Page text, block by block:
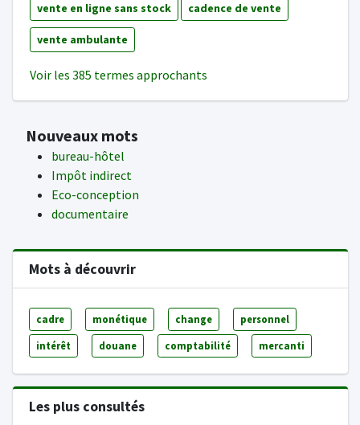
vente en ligne sans stock cadence de vente
vente ambulante
Voir les 385 termes approchants
Nouveaux mots
bureau-hôtel
Impôt indirect
Eco-conception
documentaire
Mots à découvrir
cadre monétique change personnel
intérêt douane comptabilité mercanti
Les plus consultés